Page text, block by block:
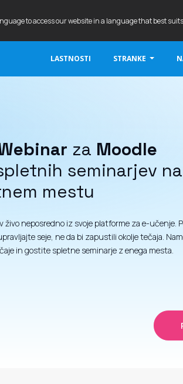
to access our website in a language that best
LASTNOSTI STRANKE
za Moodle
seminarjev na
mestu
živo neposredno iz svoje platforme za e-učenje.
seje, ne da bi zapustili okolje tečaja.
in gostite spletne seminarje z enega mesta.